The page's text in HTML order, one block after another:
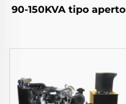
90-150KVA tipo aperto